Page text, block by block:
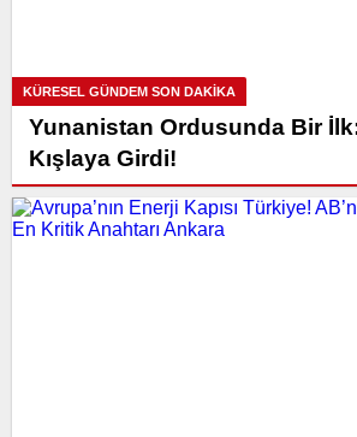
KÜRESEL GÜNDEM SON DAKİKA
Yunanistan Ordusunda Bir
Kışlaya Girdi!